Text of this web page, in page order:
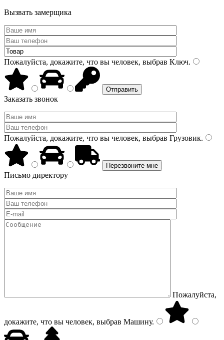
Вызвать замерщика
Пожалуйста, докажите, что вы человек, выбрав Ключ.
Заказать звонок
Пожалуйста, докажите, что вы человек, выбрав Грузовик.
Письмо директору
Пожалуйста,
докажите, что вы человек, выбрав Машину.